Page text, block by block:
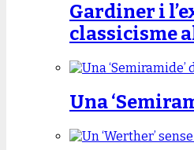
Gardiner i
classicisme
Una